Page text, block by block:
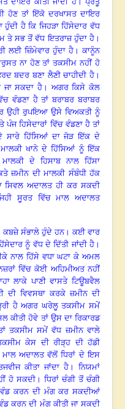
ਹੋਣ ਤਾਂ ਇੱਕੋ ਦਰਖਾਸਤ ਦਾਇਰ
ਹੈ ਕਿ ਜਿਹੜਾ ਹਿੱਸੇਦਾਰ ਵੱਧ
ਤੇ ਸਭ ਤੋਂ ਵੱਧ ਇਤਰਾਜ਼ ਹੁੰਦਾ ਹੈ ।
ਲਈ ਜ਼ਿੰਮੇਵਾਰ ਹੁੰਦਾ ਹੈ।ਕਾਨੂੰਨ
ਨਾ ਹੋਣ ਤਾਂ ਤਕਸੀਮ ਨਹੀਂ ਹੋ
ਬਦਰ ਬਣਾ ਲੈਣੀ ਚਾਹੀਦੀ ਹੈ ।
ਸਕਦਾ ਹੈ । ਅਗਰ ਕਿਸੇ ਕੋਲ
ਹੈ ਤਾਂ ਬਰਾਬਰ ਬਰਾਬਰ
ਉਹੀ ਰੁਪਇਆ ਉਸੇ ਵਿਅਕਤੀ ਨੂੰ
ਪੰਜ ਹਿਸੇਦਾਰਾਂ ਵਿੱਚ ਵੰਡਣਾ ਹੈ ਤਾਂ
ਸਾਰੇ ਹਿੱਸਿਆਂ ਦਾ ਜੋੜ ਇੱਕ ਦੇ
ਮਾਲਕੀ ਖਾਨੇ ਦੇ ਹਿੱਸਿਆਂ ਨੂੰ ਇੱਕ
ਦੇ ਹਿਸਾਬ ਨਾਲ ਹਿੱਸਾ
ਜ਼ਮੀਨ ਦੀ ਮਾਲਕੀ ਸੰਬੰਧੀ ਹੱਕ
ਸਿਵਲ ਅਦਾਲਤ ਹੀ ਕਰ ਸਕਦੀ
ਸੂਰਤ ਵਿੱਚ ਮਾਲ ਅਦਾਲਤ
ਕਬਜ਼ੇ ਸੰਭਾਲੇ ਹੁੰਦੇ ਹਨ। ਕਈ ਵਾਰ
ਨੂੰ ਵੱਧ ਦੇ ਦਿੱਤੀ ਜਾਂਦੀ ਹੈ ।
ਨਾਲ ਹਿੱਸੇ ਵਧਾ ਘਟਾ ਕੇ ਅਮਲ
ਵਿੱਚ ਕੋਈ ਅਹਿਮੀਅਤ ਨਹੀਂ
ਲਾਕੇ ਪਾਣੀ ਵਾਸਤੇ ਟਿਊਬਵੈਲ
ਦੀ ਵਿਵਸਥਾ ਕਰਕੇ ਜ਼ਮੀਨ ਦੀ
ਹੈ ਅਗਰ ਘਰੇਲੂ ਤਕਸੀਮ ਸਮੇਂ
ਕੀਤੀ ਹੋਵੇ ਤਾਂ ਉਸ ਦਾ ਰਿਕਾਰਡ
ਤਕਸੀਮ ਸਮੇਂ ਵੱਧ ਜ਼ਮੀਨ ਵਾਲੇ
ਕੇਸ ਦੀ ਰੀੜ੍ਹ ਦੀ ਹੱਡੀ
ਮਾਲ ਅਦਾਲਤ ਵੱਲੋਂ ਧਿਰਾਂ ਦੇ ਇਸ
ਕੀਤਾ ਜਾਂਦਾ ਹੈ। ਨਿਯਮਾਂ
ਹੋ ਸਕਦੀ।ਧਿਰਾਂ ਚੰਗੀ ਤੋਂ ਚੰਗੀ
ਵੰਡ ਕਰਨ ਦੀ ਮੰਗ ਕਰ ਸਕਦੀਆਂ
ਕਰਨ ਦੀ ਮੰਗ ਕੀਤੀ ਜਾ ਸਕਦੀ